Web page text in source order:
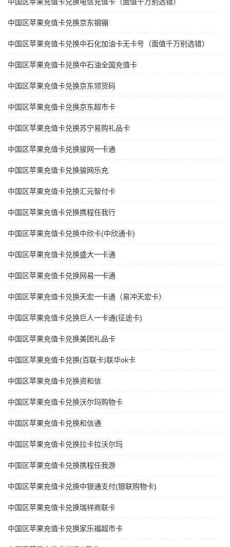
中国区苹果充值卡兑换京东钢镚
中国区苹果充值卡兑换中石化加油卡无卡号（面值千万别选错）
中国区苹果充值卡兑换中石油全国充值卡
中国区苹果充值卡兑换京东领货码
中国区苹果充值卡兑换京东超市卡
中国区苹果充值卡兑换苏宁易购礼品卡
中国区苹果充值卡兑换骏网一卡通
中国区苹果充值卡兑换骏网乐充
中国区苹果充值卡兑换汇元智付卡
中国区苹果充值卡兑换携程任我行
中国区苹果充值卡兑换中欣卡(中欣通卡)
中国区苹果充值卡兑换盛大一卡通
中国区苹果充值卡兑换网易一卡通
中国区苹果充值卡兑换天宏一卡通（易冲天宏卡）
中国区苹果充值卡兑换巨人一卡通(征途卡)
中国区苹果充值卡兑换美团礼品卡
中国区苹果充值卡兑换(百联卡)联华ok卡
中国区苹果充值卡兑换资和信
中国区苹果充值卡兑换沃尔玛购物卡
中国区苹果充值卡兑换和信通
中国区苹果充值卡兑换拉卡拉沃尔玛
中国区苹果充值卡兑换携程任我游
中国区苹果充值卡兑换中银通支付(银联购物卡)
中国区苹果充值卡兑换瑞祥商联卡
中国区苹果充值卡兑换家乐福超市卡